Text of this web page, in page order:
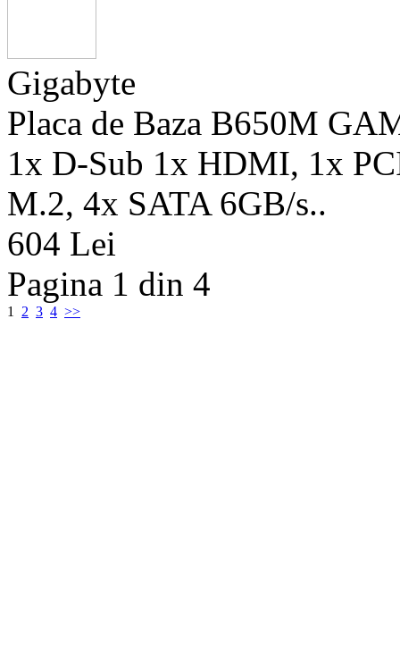
Gigabyte
Placa de Baza B650M
1x D-Sub 1x HDMI, 1x
M.2, 4x SATA 6GB/s..
604 Lei
Pagina 1 din 4
1 2 3 4 >>